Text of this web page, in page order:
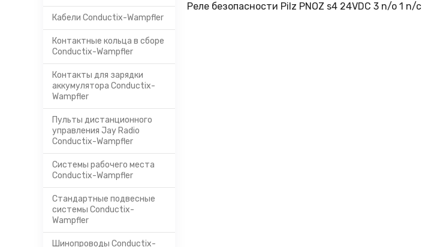
Кабели Conductix-Wampfler
Контактные кольца в сборе
Conductix-Wampfler
Контакты для зарядки
аккумулятора Conductix-
Wampfler
Пульты дистанционного
управления Jay Radio
Conductix-Wampfler
Системы рабочего места
Conductix-Wampfler
Стандартные подвесные
системы Conductix-
Wampfler
Шинопроводы Conductix-
Реле безопасности Pilz PNOZ s4 24VDC 3 n/o 1 n/c